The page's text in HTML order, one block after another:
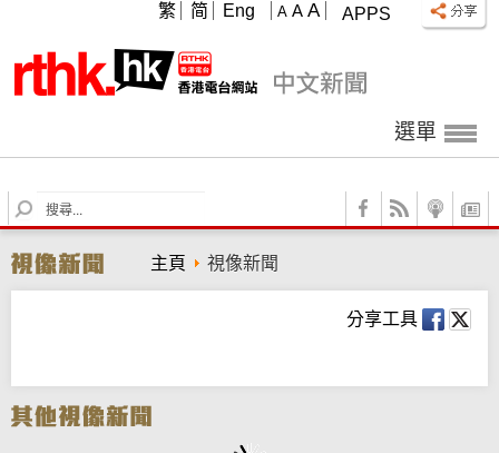
APPS
A A A
繁 简 Eng
選單
S
e
r
c
主頁 視像新聞
分享工具